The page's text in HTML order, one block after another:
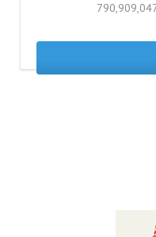
التغير % المبيعات/الايرادات 790,909,047